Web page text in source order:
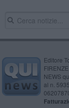
Editore
NEWS
al n.